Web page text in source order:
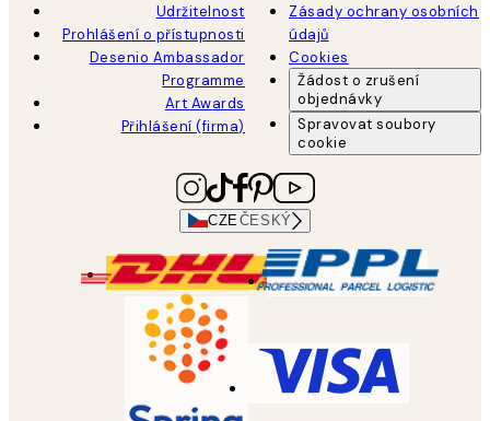
Udržitelnost
Prohlášení o přístupnosti
Desenio Ambassador
Programme
Art Awards
Přihlášení (firma)
Zásady ochrany osobních
údajů
Cookies
Žádost o zrušení
objednávky
Spravovat soubory
cookie
CZEČESKÝ